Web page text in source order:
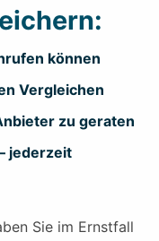
können
Vergleichen
zu geraten
jederzeit
Sie im Ernstfall